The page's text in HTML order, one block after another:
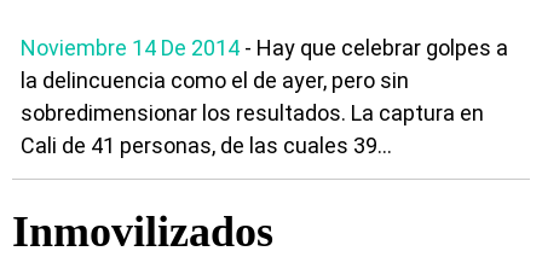
Noviembre 14 De 2014 - Hay que celebrar golpes a
la delincuencia como el de ayer, pero sin
sobredimensionar los resultados. La captura en
Cali de 41 personas, de las cuales 39...
Inmovilizados